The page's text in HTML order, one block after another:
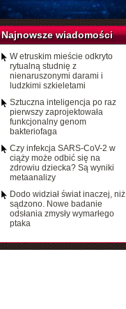
Najnowsze wiadomości
W etruskim mieście odkryto
rytualną studnię z
nienaruszonymi darami i
ludzkimi szkieletami
Sztuczna inteligencja po raz
pierwszy zaprojektowała
funkcjonalny genom
bakteriofaga
Czy infekcja SARS-CoV-2 w
ciąży może odbić się na
zdrowiu dziecka? Są wyniki
metaanalizy
Dodo widział świat inaczej, niż
sądzono. Nowe badanie
odsłania zmysły wymarłego
ptaka